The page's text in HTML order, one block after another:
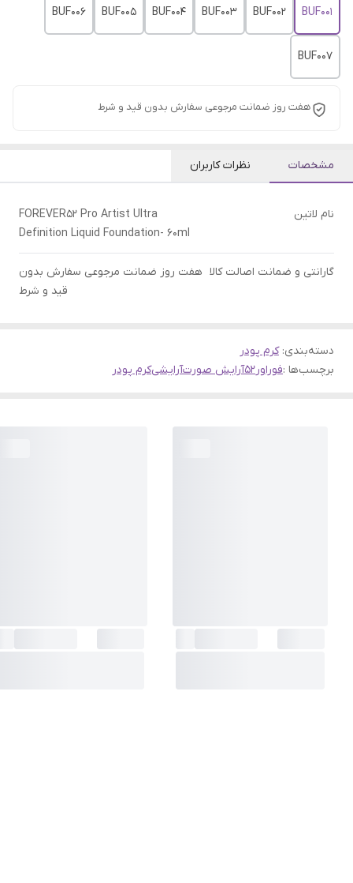
BUF001
BUF002
BUF003
BUF004
BUF005
BUF006
BUF007
هفت روز ضمانت مرجوعی سفارش بدون قید و شرط
مشخصات نظرات کاربران
نام لاتین
FOREVER52 Pro Artist Ultra
Definition Liquid Foundation- 60ml
گارانتی و ضمانت اصالت کالا هفت روز ضمانت مرجوعی سفارش بدون
قید و شرط
دسته‌بندی:کرم پودر
برچسب‌ها :فوراور52 آرایش صورتآرایشیکرم پودر